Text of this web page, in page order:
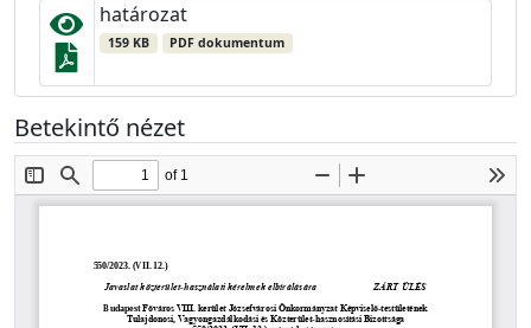
határozat
159 KB PDF dokumentum
Betekintő nézet